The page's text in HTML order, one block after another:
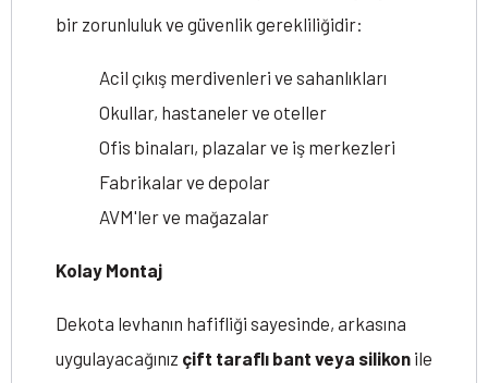
bir zorunluluk ve güvenlik gerekliliğidir:
Acil çıkış merdivenleri ve sahanlıkları
Okullar, hastaneler ve oteller
Ofis binaları, plazalar ve iş merkezleri
Fabrikalar ve depolar
AVM'ler ve mağazalar
Kolay Montaj
Dekota levhanın hafifliği sayesinde, arkasına
uygulayacağınız çift taraflı bant veya silikon ile